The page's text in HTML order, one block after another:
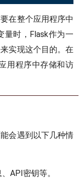
在整个应用程序中
量时，Flask作为一
实现这个目的。在
用程序中存储和访
会遇到以下几种情
API密钥等。